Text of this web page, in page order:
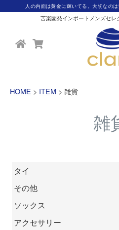
人の内面は黄金に輝いてる。大切なの
苦楽園発インポートメンズセ
HOME ITEM 雑貨
雑
タイ
その他
ソックス
アクセサリー